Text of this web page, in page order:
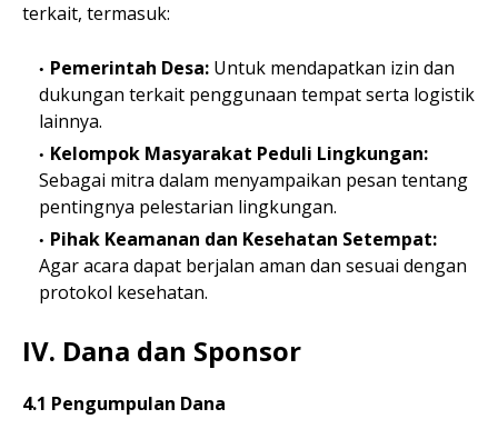
terkait, termasuk:
Pemerintah Desa: Untuk mendapatkan izin dan
dukungan terkait penggunaan tempat serta logistik
lainnya.
Kelompok Masyarakat Peduli Lingkungan:
Sebagai mitra dalam menyampaikan pesan tentang
pentingnya pelestarian lingkungan.
Pihak Keamanan dan Kesehatan Setempat:
Agar acara dapat berjalan aman dan sesuai dengan
protokol kesehatan.
IV. Dana dan Sponsor
4.1 Pengumpulan Dana